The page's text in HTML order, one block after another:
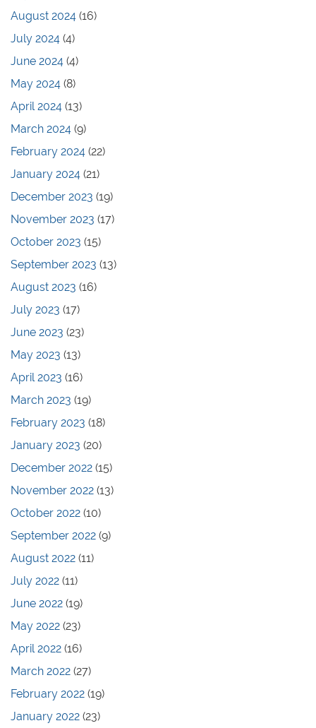
August 2024 (16)
July 2024 (4)
June 2024 (4)
May 2024 (8)
April 2024 (13)
March 2024 (9)
February 2024 (22)
January 2024 (21)
December 2023 (19)
November 2023 (17)
October 2023 (15)
September 2023 (13)
August 2023 (16)
July 2023 (17)
June 2023 (23)
May 2023 (13)
April 2023 (16)
March 2023 (19)
February 2023 (18)
January 2023 (20)
December 2022 (15)
November 2022 (13)
October 2022 (10)
September 2022 (9)
August 2022 (11)
July 2022 (11)
June 2022 (19)
May 2022 (23)
April 2022 (16)
March 2022 (27)
February 2022 (19)
January 2022 (23)